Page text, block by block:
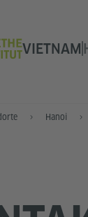
VIETNAM
Hanoi